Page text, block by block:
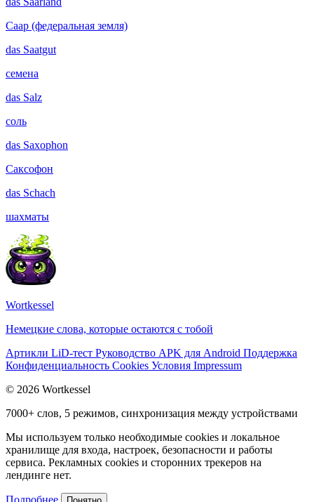
Саар (федеральная земля)
das Saatgut
семена
das Salz
соль
das Saxophon
Саксофон
das Schach
шахматы
Wortkessel
Немецкие слова, которые остаются с тобой
Артикли LiD-тест Руководство APK для Android Поддержка
Конфиденциальность Cookies Условия Impressum
© 2026 Wortkessel
7000+ слов, 5 режимов, синхронизация между устройствами
Мы используем только необходимые cookies и локальное
хранилище для входа, настроек, безопасности и работы
сервиса. Рекламных cookies и сторонних трекеров на
лендинге нет.
Подробнее